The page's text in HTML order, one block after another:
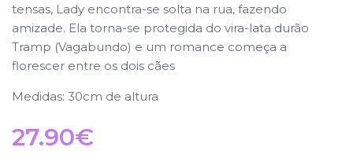
tensas, Lady encontra-se solta na rua, fazendo
amizade. Ela torna-se protegida do vira-lata durão
Tramp (Vagabundo) e um romance começa a
florescer entre os dois cães
Medidas: 30cm de altura
27.90€